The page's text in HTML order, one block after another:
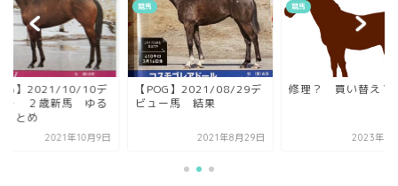
】2021/10/10デ
ー ２歳新馬 ゆる
まとめ
2021年10月9日
競馬
【POG】2021/08/29デ
ビュー馬 結果
2021年8月29日
競馬
修理？ 買い替え？
2023年6